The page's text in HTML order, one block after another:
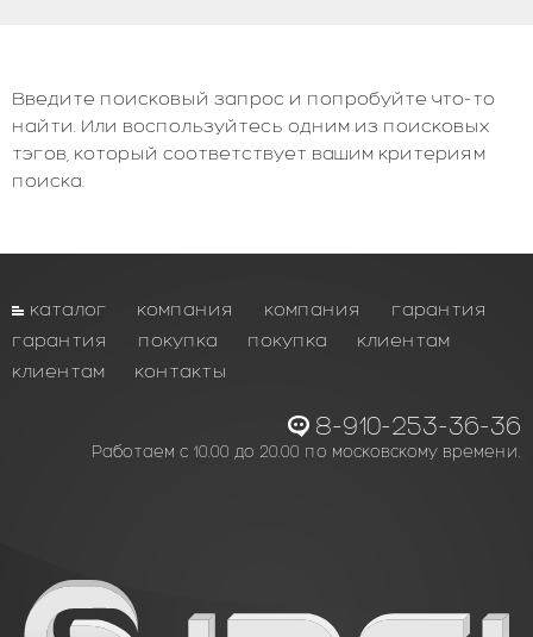
Введите поисковый запрос и попробуйте что-то
найти. Или воспользуйтесь одним из поисковых
тэгов, который соответствует вашим критериям
поиска.
каталог компания компания
гарантия
гарантия
покупка покупка
клиентам
клиентам
контакты
8-910-253-36-36
Работаем с 10.00 до 20.00 по московскому времени.